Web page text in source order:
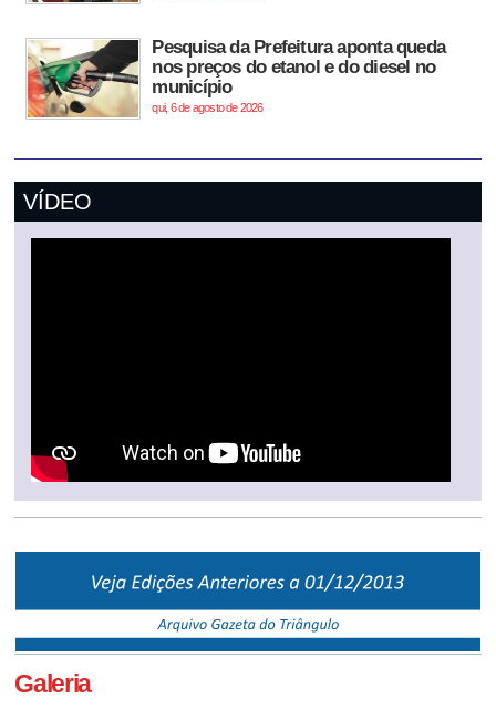
Pesquisa da Prefeitura aponta queda
nos preços do etanol e do diesel no
município
qui, 6 de agosto de 2026
VÍDEO
Galeria